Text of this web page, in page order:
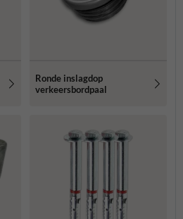
Ronde inslagdop
verkeersbordpaal